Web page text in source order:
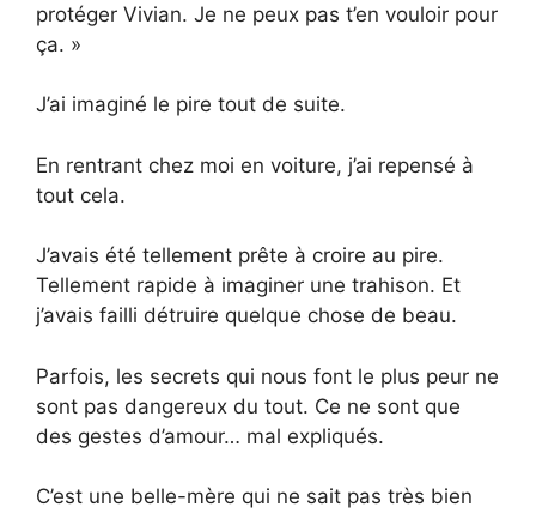
protéger Vivian. Je ne peux pas t’en vouloir pour
ça. »
J’ai imaginé le pire tout de suite.
En rentrant chez moi en voiture, j’ai repensé à
tout cela.
J’avais été tellement prête à croire au pire.
Tellement rapide à imaginer une trahison. Et
j’avais failli détruire quelque chose de beau.
Parfois, les secrets qui nous font le plus peur ne
sont pas dangereux du tout. Ce ne sont que
des gestes d’amour… mal expliqués.
C’est une belle-mère qui ne sait pas très bien